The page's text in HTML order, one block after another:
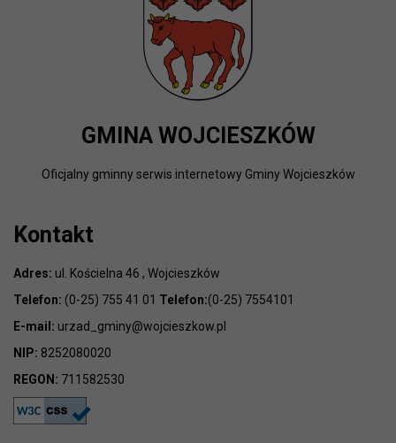
GMINA WOJCIESZKÓW
Oficjalny gminny serwis internetowy Gminy Wojcieszków
Kontakt
Adres: ul. Kościelna 46 , Wojcieszków
Telefon: (0-25) 755 41 01 Telefon:(0-25) 7554101
E-mail: urzad_gminy@wojcieszkow.pl
NIP: 8252080020
REGON: 711582530